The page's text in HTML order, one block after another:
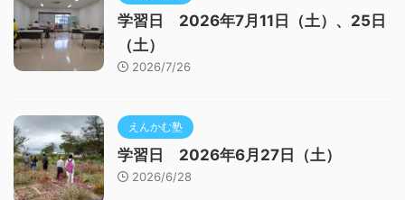
学習日 2026年7月11日（土）、25日
（土）
2026/7/26
えんかむ塾
学習日 2026年6月27日（土）
2026/6/28